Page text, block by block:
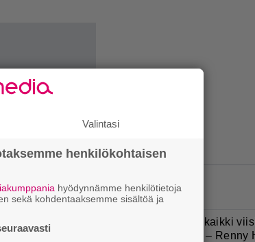
”Nukuimme kaikki
huoneessa” –
Valintasi
henkilökohtaisen
hyödynnämme henkilötietoja
sekä kohdentaaksemme sisältöä ja